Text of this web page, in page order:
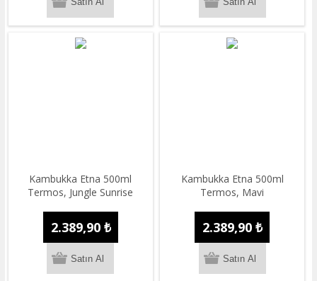
Kambukka Etna 500ml
Termos, Jungle Sunrise
2.389,90 ₺
Kambukka Etna 500ml
Termos, Mavi
2.389,90 ₺